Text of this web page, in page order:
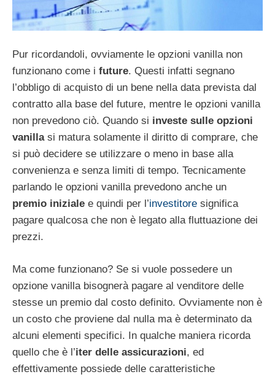
Pur ricordandoli, ovviamente le opzioni vanilla non
funzionano come i future. Questi infatti segnano
l’obbligo di acquisto di un bene nella data prevista dal
contratto alla base del future, mentre le opzioni vanilla
non prevedono ciò. Quando si investe sulle opzioni
vanillasi matura solamente il diritto di comprare, che
si può decidere se utilizzare o meno in base alla
convenienza e senza limiti di tempo. Tecnicamente
parlando le opzioni vanilla prevedono anche un
premio iniziale e quindi per l’investitore significa
pagare qualcosa che non è legato alla fluttuazione dei
prezzi.
Ma come funzionano? Se si vuole possedere un
opzione vanilla bisognerà pagare al venditore delle
stesse un premio dal costo definito. Ovviamente non è
un costo che proviene dal nulla ma è determinato da
alcuni elementi specifici. In qualche maniera ricorda
quello che è l’iter delle assicurazioni, ed
effettivamente possiede delle caratteristiche